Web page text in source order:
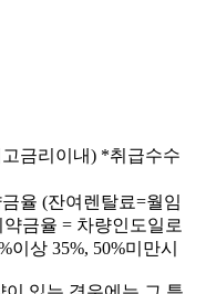
금리이내) *취급수수
율 (잔여렌탈료=월임
금율 = 차량인도일로
상 35%, 50%미만시